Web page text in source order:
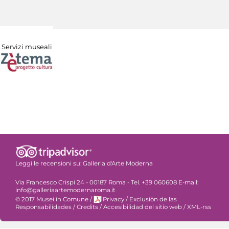
Servizi museali
Leggi le recensioni su: Galleria d'Arte Moderna
Via Francesco Crispi 24 - 00187 Roma - Tel. +39 060608 E-mail:
info@galleriaartemodernaroma.it
© 2017 Musei in Comune / Privacy / Exclusiòn de las
Responsabilidades / Credits / Accesibilidad del sitio web / XML-rss